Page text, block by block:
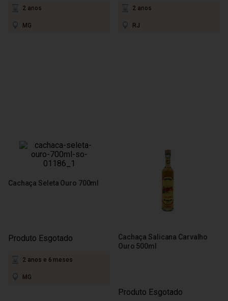
2 anos
MG
2 anos
RJ
Cachaça Seleta Ouro 700ml
Produto Esgotado
2 anos e 6 meses
MG
Cachaça Salicana Carvalho
Ouro 500ml
Produto Esgotado